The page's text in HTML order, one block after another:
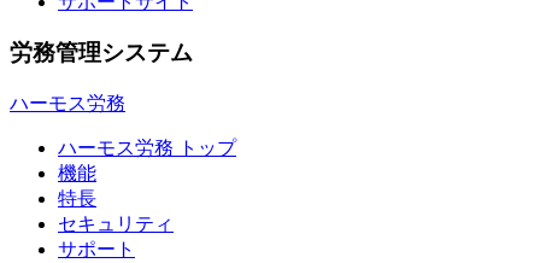
労務管理システム
ハーモス労務
ハーモス労務 トップ
機能
特長
セキュリティ
サポート